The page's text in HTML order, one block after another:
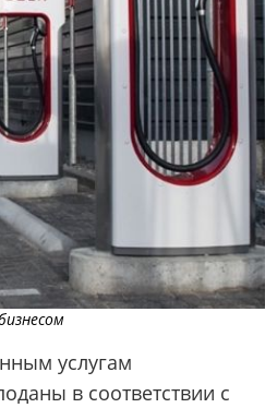
услугам
в соответствии с